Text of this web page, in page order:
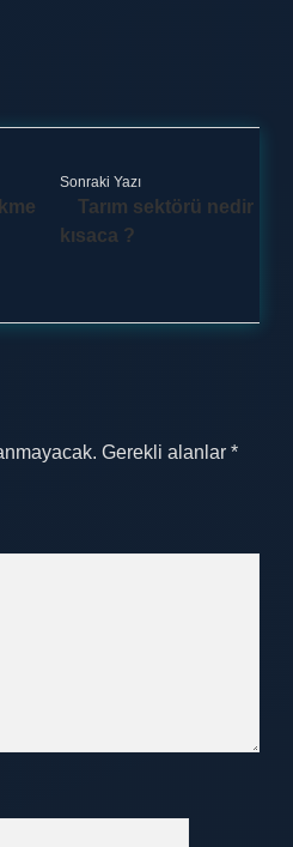
Sonraki Yazı
Tarım sektörü nedir
kısaca ?
Gerekli alanlar *